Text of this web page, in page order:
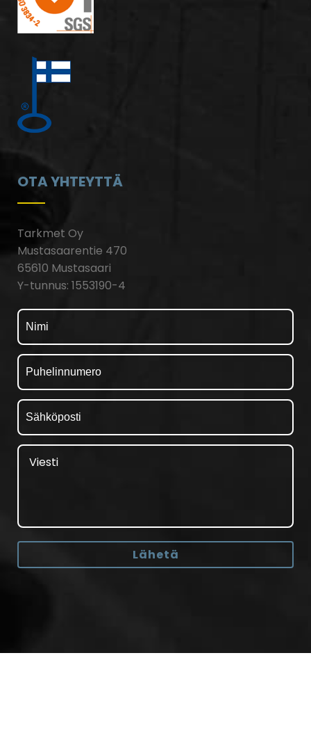
OTA YHTEYTTÄ
Tarkmet Oy
Mustasaarentie 470
65610 Mustasaari
Y-tunnus: 1553190-4